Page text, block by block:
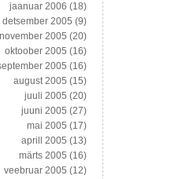
jaanuar 2006 (18)
detsember 2005 (9)
november 2005 (20)
oktoober 2005 (16)
2005 (16)
august 2005 (15)
juuli 2005 (20)
juuni 2005 (27)
mai 2005 (17)
aprill 2005 (13)
märts 2005 (16)
veebruar 2005 (12)